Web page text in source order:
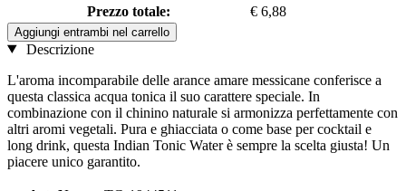
Prezzo totale:
€ 6,88
Aggiungi entrambi nel carrello
Descrizione
L'aroma incomparabile delle arance amare messicane conferisce a
questa classica acqua tonica il suo carattere speciale. In
combinazione con il chinino naturale si armonizza perfettamente con
altri aromi vegetali. Pura e ghiacciata o come base per cocktail e
long drink, questa Indian Tonic Water è sempre la scelta giusta! Un
piacere unico garantito.